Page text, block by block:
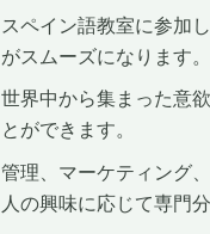
スペイン語教室に参加
がスムーズになります。
世界中から集まった意
とができます。
管理、マーケティング
人の興味に応じて専門